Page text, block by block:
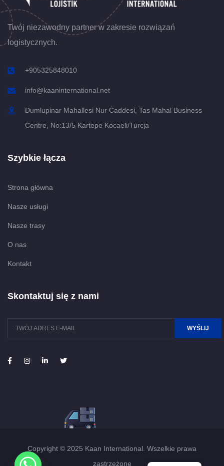
Twój niezawodny partner w zakresie rozwiązań
logistycznych.
+905325848010
info@kaaninternational.net
Dumlupinar Mahallesi Nur Caddesi, Tas Mahal Business
Centre, No:13/5 Kartepe Kocaeli/Turcja
Szybkie łącza
Strona główna
Nasze usługi
Nasze trasy
O nas
Kontakt
Skontaktuj się z nami
WYŚLIJ
Copyright © 2025 Kaan International. Wszelkie prawa
zastrzeżone